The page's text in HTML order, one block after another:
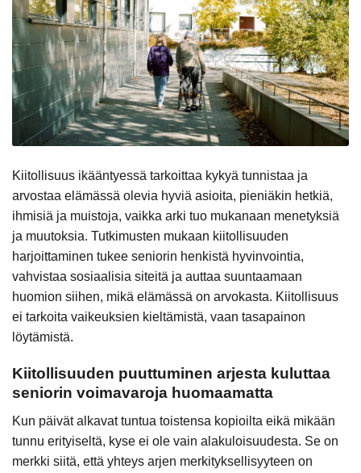
Kiitollisuus ikääntyessä tarkoittaa kykyä tunnistaa ja
arvostaa elämässä olevia hyviä asioita, pieniäkin hetkiä,
ihmisiä ja muistoja, vaikka arki tuo mukanaan menetyksiä
ja muutoksia. Tutkimusten mukaan kiitollisuuden
harjoittaminen tukee seniorin henkistä hyvinvointia,
vahvistaa sosiaalisia siteitä ja auttaa suuntaamaan
huomion siihen, mikä elämässä on arvokasta. Kiitollisuus
ei tarkoita vaikeuksien kieltämistä, vaan tasapainon
löytämistä.
Kiitollisuuden puuttuminen arjesta kuluttaa
seniorin voimavaroja huomaamatta
Kun päivät alkavat tuntua toistensa kopioilta eikä mikään
tunnu erityiseltä, kyse ei ole vain alakuloisuudesta. Se on
merkki siitä, että yhteys arjen merkityksellisyyteen on